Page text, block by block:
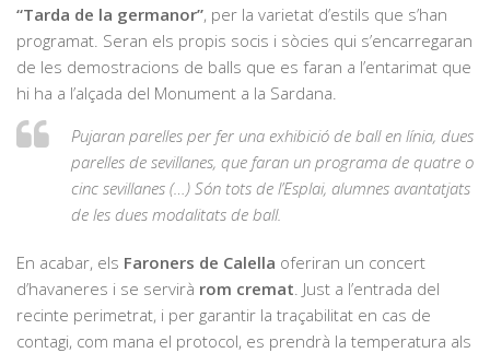
“Tarda de la germanor”, per la varietat d’estils que s’han
programat. Seran els propis socis i sòcies qui s’encarregaran
de les demostracions de balls que es faran a l’entarimat que
hi ha a l’alçada del Monument a la Sardana.
Pujaran parelles per fer una exhibició de ball en línia, dues
parelles de sevillanes, que faran un programa de quatre o
cinc sevillanes (…) Són tots de l’Esplai, alumnes avantatjats
de les dues modalitats de ball.
En acabar, els Faroners de Calella oferiran un concert
d’havaneres i se servirà rom cremat . Just a l’entrada del
recinte perimetrat, i per garantir la traçabilitat en cas de
contagi, com mana el protocol, es prendrà la temperatura als